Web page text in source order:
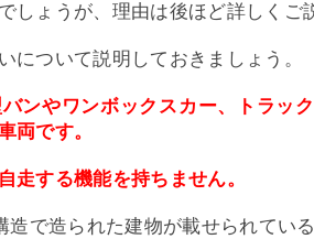
ょうが、理由は後ほど詳しくご
について説明しておきましょう。
ンやワンボックスカー、トラッ
両です。
走する機能を持ちません。
で造られた建物が載せられてい